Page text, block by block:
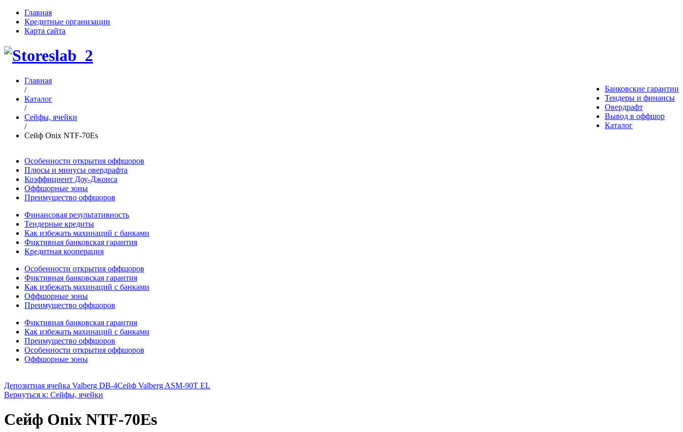
Главная
Кредитные организации
Карта сайта
Банковские гарантии
Тендеры и финансы
Овердрафт
Вывод в оффшор
Каталог
Главная
/
Каталог
/
Сейфы, ячейки
/
Сейф Onix NTF-70Es
Особенности открытия оффшоров
Плюсы и минусы овердрафта
Коэффициент Доу-Джонса
Оффшорные зоны
Преимущество оффшоров
Финансовая результативность
Тендерные кредиты
Как избежать махинаций с банками
Фиктивная банковская гарантия
Кредитная кооперация
Особенности открытия оффшоров
Фиктивная банковская гарантия
Как избежать махинаций с банками
Оффшорные зоны
Преимущество оффшоров
Фиктивная банковская гарантия
Как избежать махинаций с банками
Преимущество оффшоров
Особенности открытия оффшоров
Оффшорные зоны
Депозитная ячейка Valberg DB-4Сейф Valberg ASM-90T EL
Вернуться к: Сейфы, ячейки
Сейф Onix NTF-70Es